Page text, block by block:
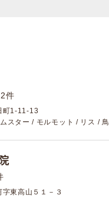
2件
町1-11-13
スター / モルモット / リス / 鳥
東高山５１－３